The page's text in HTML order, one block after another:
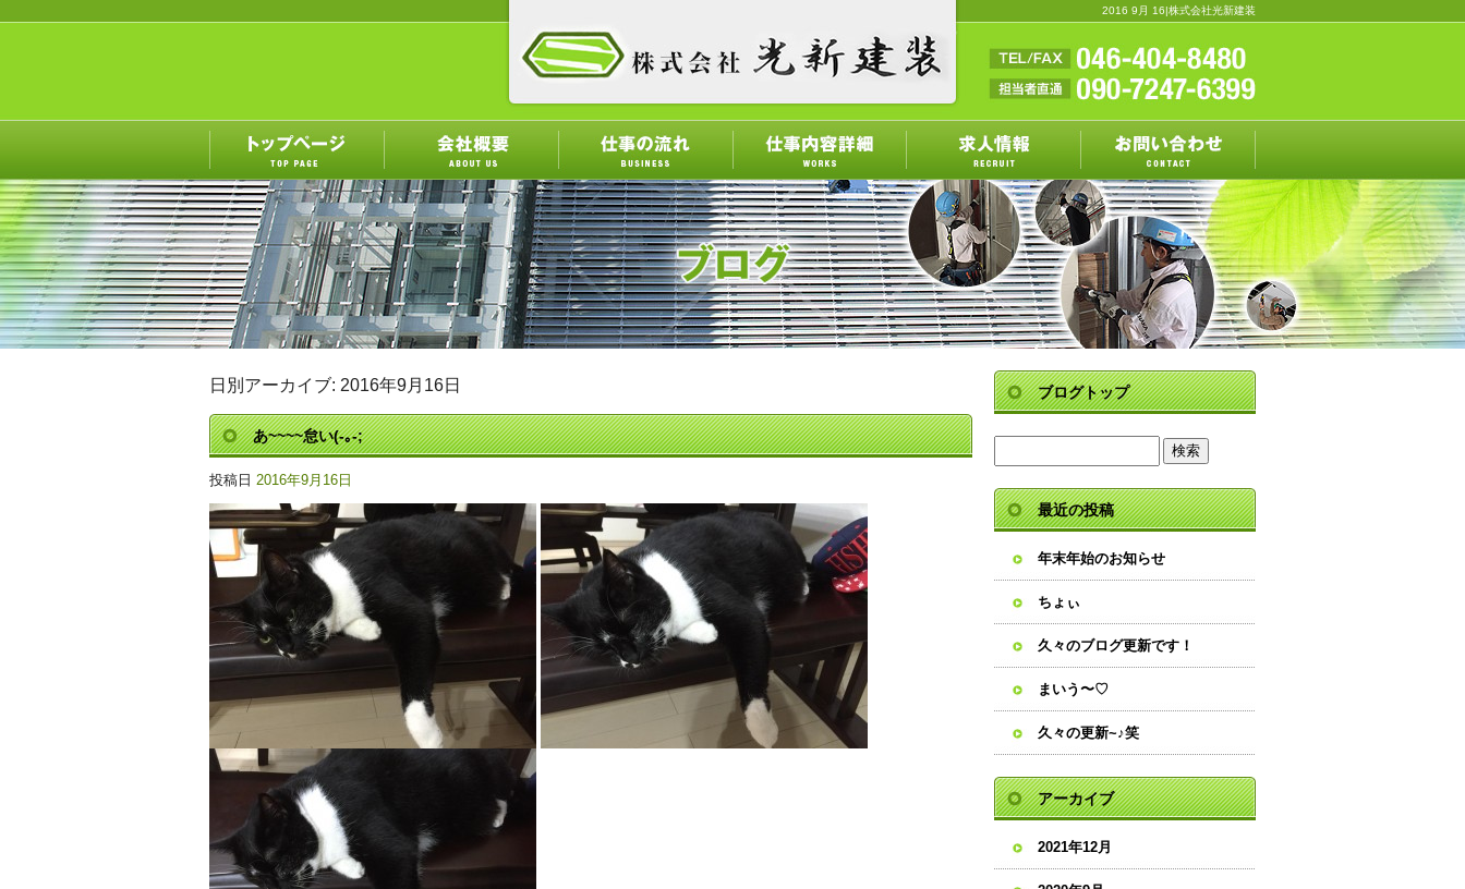
2016 9月 16|株式会社光新建装
日別アーカイブ: 2016年9月16日
あ~~~~怠い(-｡-;
投稿日 2016年9月16日
ブログトップ
最近の投稿
年末年始のお知らせ
ちょぃ
久々のブログ更新です！
まいう〜♡
久々の更新~♪笑
アーカイブ
2021年12月